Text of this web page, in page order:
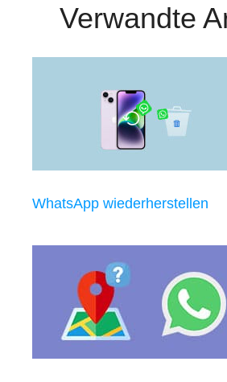
Verwandte
WhatsApp wiederherstellen